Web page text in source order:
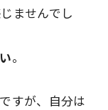
ませんでし
。
すが、自分は